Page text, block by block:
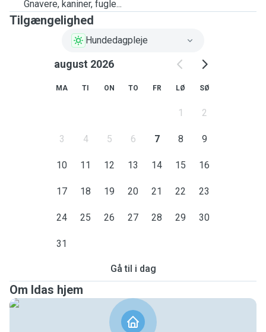
Gnavere, kaniner, fugle...
Tilgængelighed
Hundedagpleje
august 2026
MA TI ON TO FR LØ SØ
1 2
3 4 5 6 7 8 9
10 11 12 13 14 15 16
17 18 19 20 21 22 23
24 25 26 27 28 29 30
31
Gå til i dag
Om Idas hjem